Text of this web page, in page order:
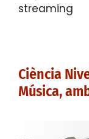
streaming
Ciència
Música,